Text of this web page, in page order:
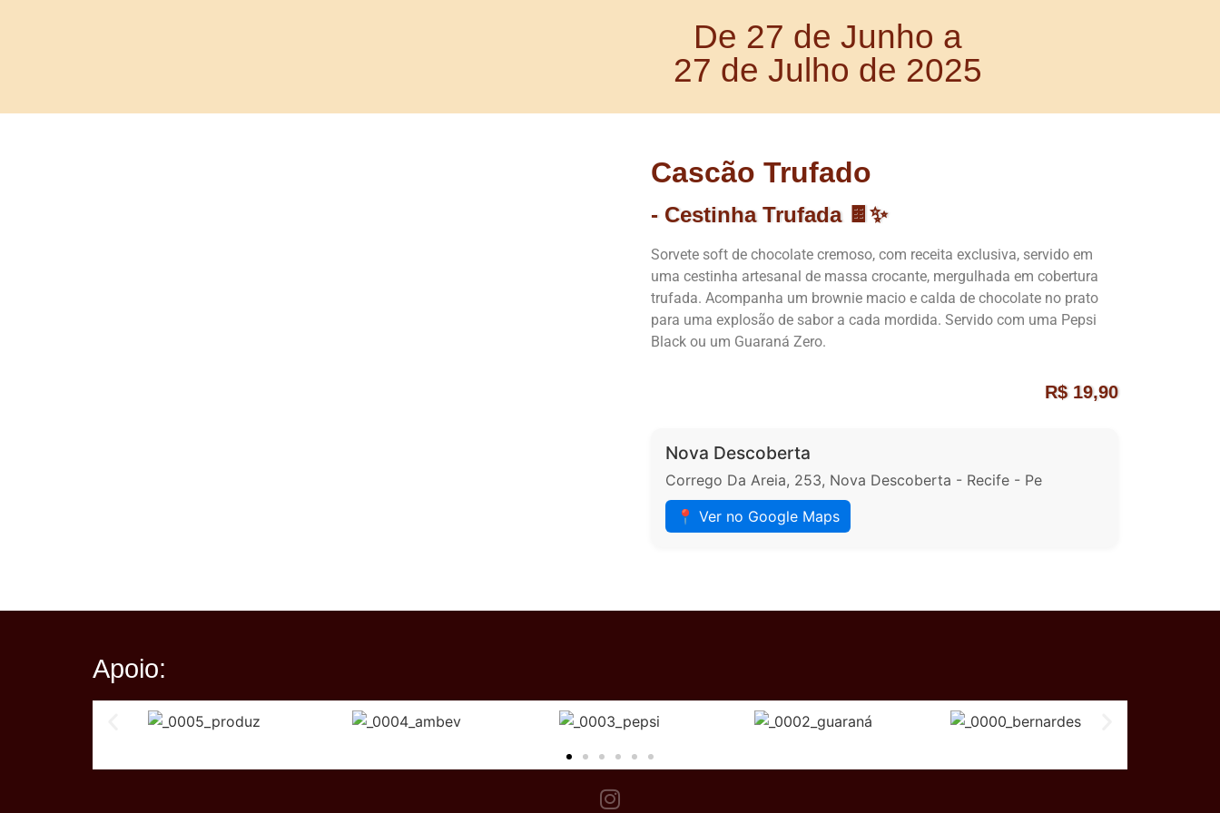
De 27 de Junho a
27 de Julho de 2025
Cascão Trufado
- Cestinha Trufada 🍫✨
Sorvete soft de chocolate cremoso, com receita exclusiva, servido em
uma cestinha artesanal de massa crocante, mergulhada em cobertura
trufada. Acompanha um brownie macio e calda de chocolate no prato
para uma explosão de sabor a cada mordida. Servido com uma Pepsi
Black ou um Guaraná Zero.
R$ 19,90
Nova Descoberta
Corrego Da Areia, 253, Nova Descoberta - Recife - Pe
📍 Ver no Google Maps
Apoio: